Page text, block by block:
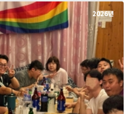
2026년